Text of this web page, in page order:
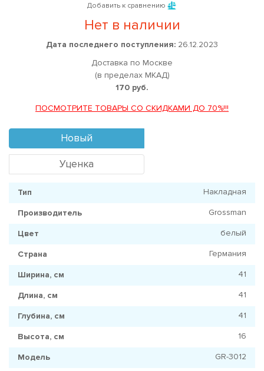
Добавить к сравнению
Нет в наличии
Дата последнего поступления: 26.12.2023
Доставка по Москве
(в пределах МКАД)
170 руб.
ПОСМОТРИТЕ ТОВАРЫ СО СКИДКАМИ ДО 70%!!!
Новый
Уценка
Тип Накладная
Производитель Grossman
Цвет белый
Страна Германия
Ширина, см 41
Длина, см 41
Глубина, см 41
Высота, см 16
Модель GR-3012